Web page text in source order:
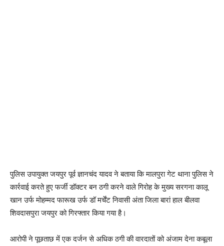
पुलिस उपायुक्त जयपुर पूर्व ज्ञानचंद यादव ने बताया कि मालपुरा गेट थाना पुलिस ने
कार्रवाई करते हुए फर्जी डॉक्टर बन ठगी करने वाले गिरोह के मुख्य सरगना कालू
खान उर्फ मोहम्मद फारूख उर्फ डॉ मर्चेंट निवासी अंता जिला बारां हाल बीलवा
शिवदासपुरा जयपुर को गिरफ्तार किया गया है।
आरोपी ने पूछताछ में एक दर्जन से अधिक ठगी की वारदातों को अंजाम देना कबूला